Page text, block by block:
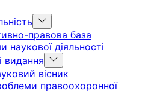
Show
sub
menu
правова база
наукової діяльності
видання
Show
sub
menu
вісник
правоохоронної